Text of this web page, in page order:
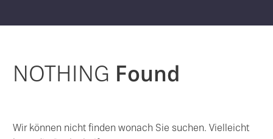
NOTHING Found
Wir können nicht finden wonach Sie suchen. Vielleicht